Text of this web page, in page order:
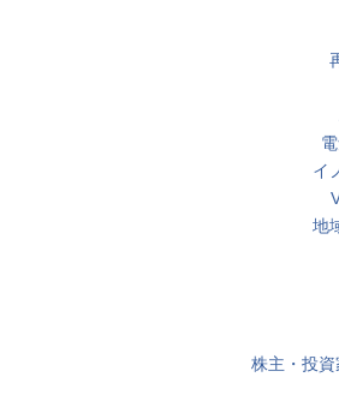
イ
地
株主・投